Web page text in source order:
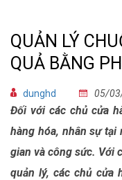
QUẢN LÝ
QUẢ BẰNG
dunghd 05/
Đối với các chủ cửa
hàng hóa, nhân sự
gian và công sức. Với
quản lý, các chủ cửa